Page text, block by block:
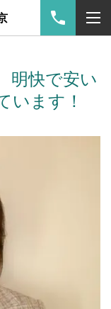
快で安い
います！